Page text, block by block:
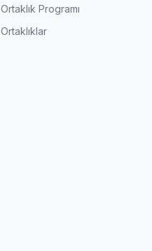
Ortaklık Programı
Ortaklıklar